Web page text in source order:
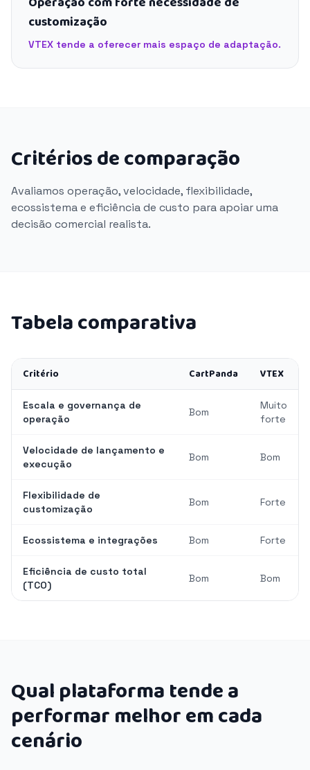
customização
VTEX tende a oferecer mais espaço de adaptação.
Critérios de comparação
Avaliamos operação, velocidade, flexibilidade,
ecossistema e eficiência de custo para apoiar uma
decisão comercial realista.
Tabela comparativa
Critério CartPanda VTEX
Escala e governança de
operação
Bom
Muito
forte
Velocidade de lançamento e
execução
Bom Bom
Flexibilidade de
customização
Bom Forte
Ecossistema e integrações Bom Forte
Eficiência de custo total
(TCO)
Bom Bom
Qual plataforma tende a
performar melhor em cada
cenário